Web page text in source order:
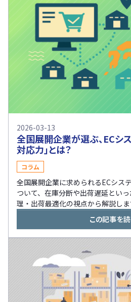
2026-03-13
全国展開企業が選ぶ、ECシ
対応力」とは？
コラム
全国展開企業に求められるECシス
ついて、在庫分断や出荷遅延とい
理・出荷最適化の視点から解説しま
この記事を